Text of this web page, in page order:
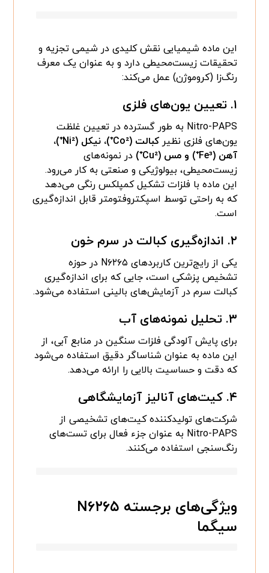
این ماده شیمیایی نقش کلیدی در شیمی تجزیه و
تحقیقات زیست‌محیطی دارد و به عنوان یک معرف
رنگ‌زا (کروموژن) عمل می‌کند:
۱. تعیین یون‌های فلزی
Nitro-PAPS به طور گسترده در تعیین غلظت
یون‌های فلزی نظیر
کبالت (Co²⁺)، نیکل (Ni²⁺)،
آهن (Fe³⁺) و مس (Cu²⁺)
در نمونه‌های
زیست‌محیطی، بیولوژیکی و صنعتی به کار می‌رود.
این ماده با فلزات تشکیل کمپلکس رنگی می‌دهد
که به راحتی توسط اسپکتروفتومتر قابل اندازه‌گیری
است.
۲. اندازه‌گیری کبالت در سرم خون
یکی از رایج‌ترین کاربردهای N۶۲۶۵ در حوزه
تشخیص پزشکی است، جایی که برای اندازه‌گیری
کبالت سرم در آزمایش‌های بالینی استفاده می‌شود.
۳. تحلیل نمونه‌های آب
برای پایش آلودگی فلزات سنگین در منابع آبی، از
این ماده به عنوان شناساگر دقیق استفاده می‌شود
که دقت و حساسیت بالایی را ارائه می‌دهد.
۴. کیت‌های آنالیز آزمایشگاهی
شرکت‌های تولیدکننده کیت‌های تشخیصی از
Nitro-PAPS به عنوان جزء فعال برای تست‌های
رنگ‌سنجی استفاده می‌کنند.
ویژگی‌های برجسته N۶۲۶۵
سیگما